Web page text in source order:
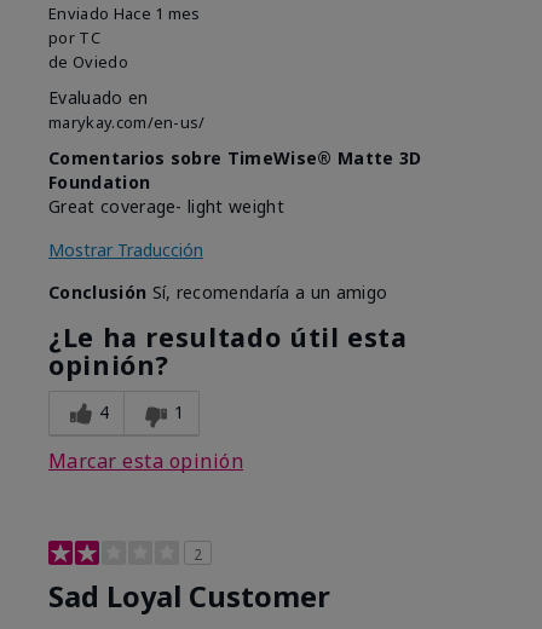
Enviado Hace 1 mes
por TC
de Oviedo
Evaluado en
marykay.com/en-us/
Comentarios sobre TimeWise® Matte 3D
Foundation
Great coverage- light weight
Mostrar Traducción
Conclusión Sí, recomendaría a un amigo
¿Le ha resultado útil esta
opinión?
4 1
Marcar esta opinión
2
Sad Loyal Customer